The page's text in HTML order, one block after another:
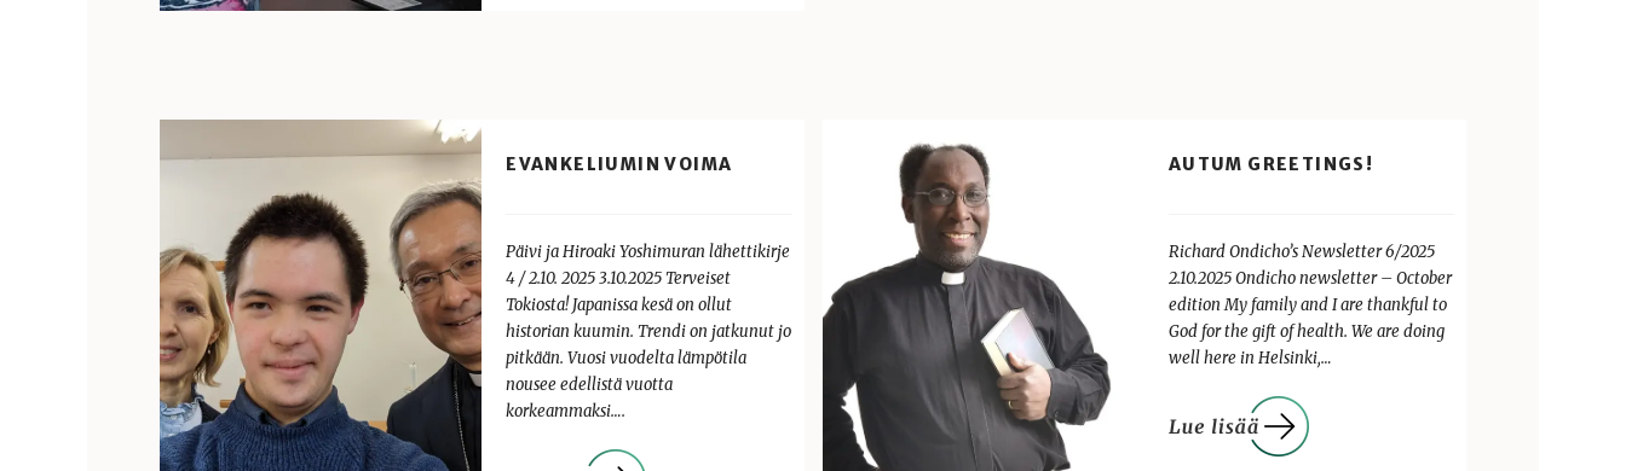
EVANKELIUMIN VOIMA
Päivi ja Hiroaki Yoshimuran lähettikirje
4 / 2.10. 2025 3.10.2025 Terveiset
Tokiosta! Japanissa kesä on ollut
historian kuumin. Trendi on jatkunut jo
pitkään. Vuosi vuodelta lämpötila
nousee edellistä vuotta
korkeammaksi….
AUTUM GREETINGS!
Richard Ondicho’s Newsletter 6/2025
2.10.2025 Ondicho newsletter – October
edition My family and I are thankful to
God for the gift of health. We are doing
well here in Helsinki,…